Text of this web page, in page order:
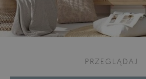
PRZEGLĄDAJ